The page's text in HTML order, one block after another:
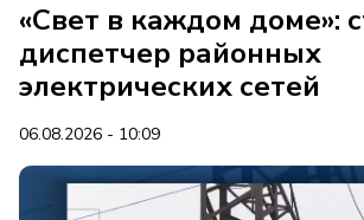
«Свет в каждом доме»:
диспетчер районных
электрических сетей
06.08.2026 - 10:09